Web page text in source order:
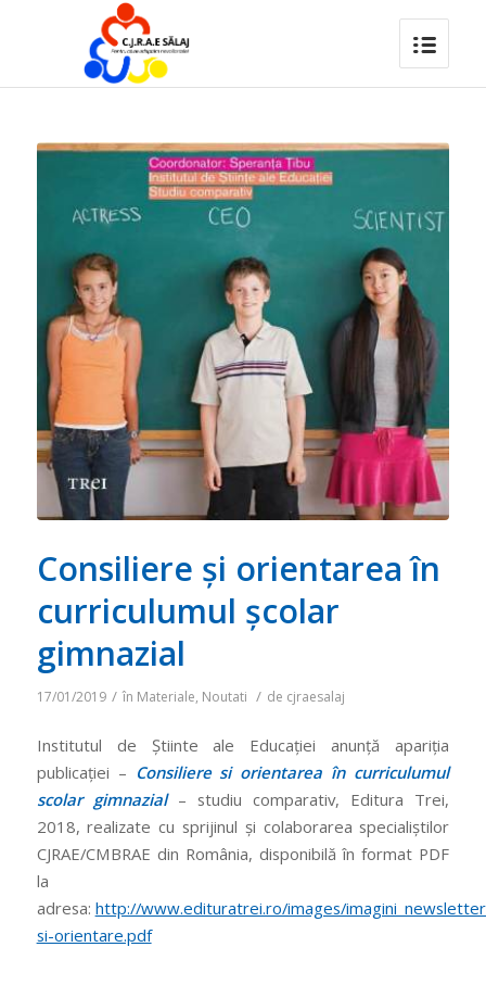
Consiliere și orientarea în
curriculumul școlar
gimnazial
17/01/2019 / în Materiale, Noutati / de cjraesalaj
Institutul de Știinte ale Educației anunță apariția
publicației – Consiliere si orientarea în curriculumul
scolar gimnazial – studiu comparativ, Editura Trei,
2018, realizate cu sprijinul și colaborarea specialiștilor
CJRAE/CMBRAE din România, disponibilă în format PDF
la
adresa: http://www.edituratrei.ro/images/
si-orientare.pdf